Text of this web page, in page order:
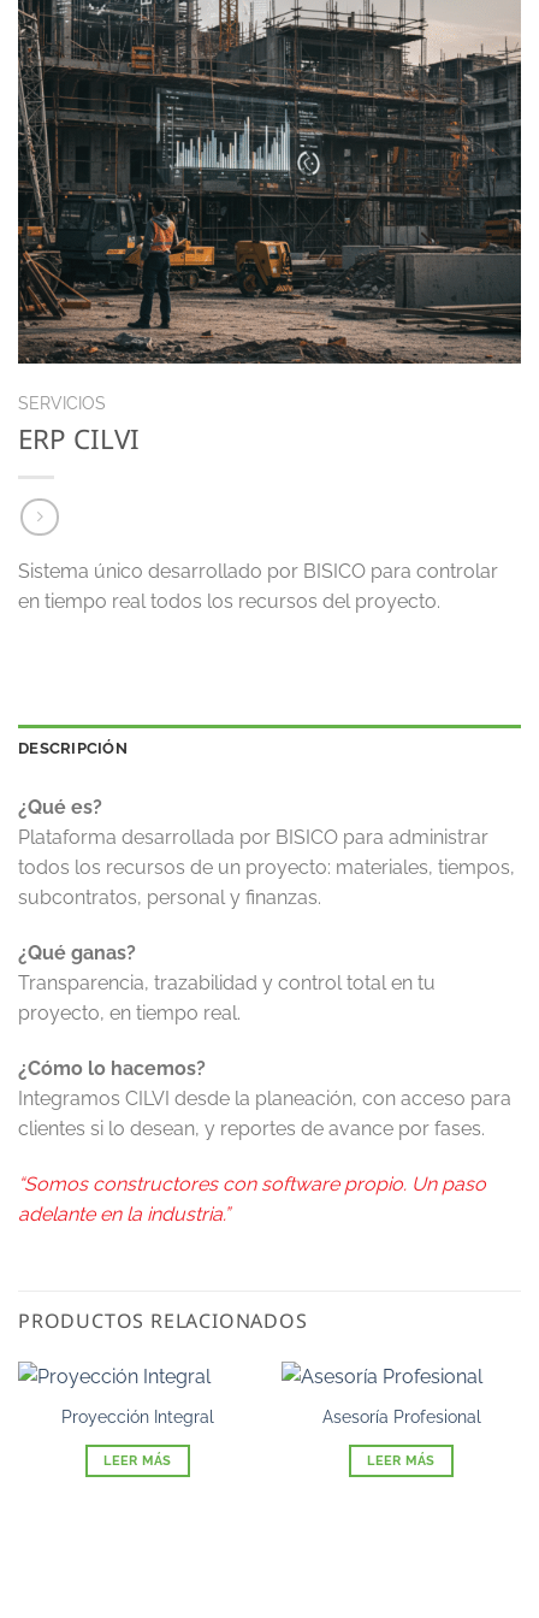
SERVICIOS
ERP CILVI
Sistema único desarrollado por BISICO para controlar
en tiempo real todos los recursos del proyecto.
DESCRIPCIÓN
¿Qué es?
Plataforma desarrollada por BISICO para administrar
todos los recursos de un proyecto: materiales, tiempos,
subcontratos, personal y finanzas.
¿Qué ganas?
Transparencia, trazabilidad y control total en tu
proyecto, en tiempo real.
¿Cómo lo hacemos?
Integramos CILVI desde la planeación, con acceso para
clientes si lo desean, y reportes de avance por fases.
“Somos constructores con software propio. Un paso
adelante en la industria.”
PRODUCTOS RELACIONADOS
Proyección Integral
LEER MÁS
Asesoría Profesional
LEER MÁS